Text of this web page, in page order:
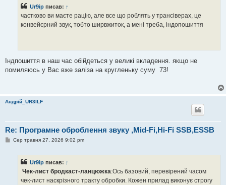
Ur9ip писав: ↑
частково ви маєте рацію, але все що роблять у трансіверах, це
конвейєрний звук, тобто ширвжиток, а мені треба, індопошиття
Індпошиття в наш час обійдеться у великі вкладення. якщо не
помиляюсь у Вас вже заліза на кругленьку суму 73!
Андрій_UR3ILF
Re: Програмне оброблення звуку ,Mid-Fi,Hi-Fi SSB,ESSB
ПСер травня 27, 2026 9:02 pm
Ur9ip писав: ↑
Чек-лист бродкаст-ланцюжка:Ось базовий, перевірений часом
чек-лист наскрізного тракту обробки. Кожен прилад виконує строгу